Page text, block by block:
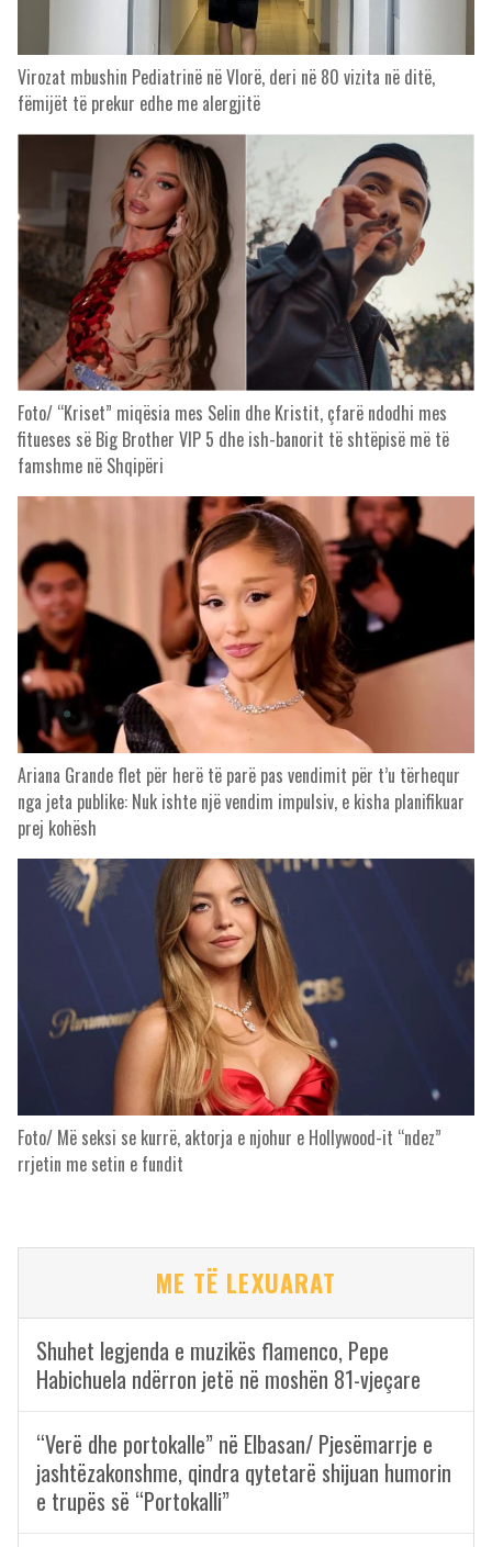
Virozat mbushin Pediatrinë në Vlorë, deri në 80 vizita në ditë,
fëmijët të prekur edhe me alergjitë
Foto/ “Kriset” miqësia mes Selin dhe Kristit, çfarë ndodhi mes
fitueses së Big Brother VIP 5 dhe ish-banorit të shtëpisë më të
famshme në Shqipëri
Ariana Grande flet për herë të parë pas vendimit për t’u tërhequr
nga jeta publike: Nuk ishte një vendim impulsiv, e kisha planifikuar
prej kohësh
Foto/ Më seksi se kurrë, aktorja e njohur e Hollywood-it “ndez”
rrjetin me setin e fundit
ME TË LEXUARAT
Shuhet legjenda e muzikës flamenco, Pepe
Habichuela ndërron jetë në moshën 81-vjeçare
“Verë dhe portokalle” në Elbasan/ Pjesëmarrje e
jashtëzakonshme, qindra qytetarë shijuan humorin
e trupës së “Portokalli”